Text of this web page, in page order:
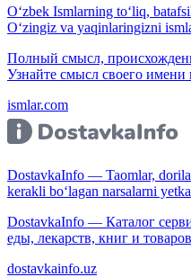
O‘zbek Ismlarning to‘liq,
O‘zingiz va yaqinlaringizni
Полный смысл,
Узнайте смысл своего
ismlar.com
DostavkaInfo — Taomlar,
kerakli bo‘lagan narsalarni
DostavkaInfo — Каталог
еды, лекарств, книг и
dostavkainfo.uz